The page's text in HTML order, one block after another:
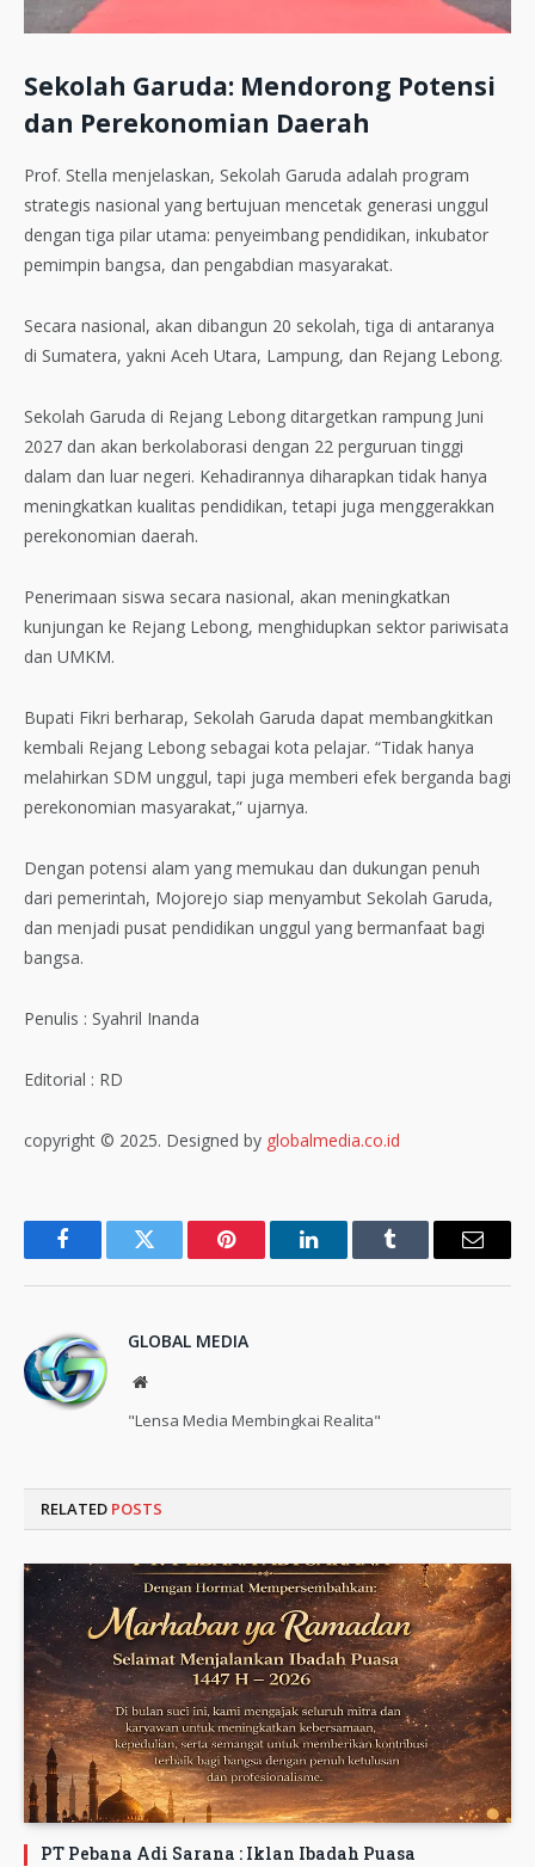
Sekolah Garuda: Mendorong Potensi
dan Perekonomian Daerah
Prof. Stella menjelaskan, Sekolah Garuda adalah program
strategis nasional yang bertujuan mencetak generasi unggul
dengan tiga pilar utama: penyeimbang pendidikan, inkubator
pemimpin bangsa, dan pengabdian masyarakat.
Secara nasional, akan dibangun 20 sekolah, tiga di antaranya
di Sumatera, yakni Aceh Utara, Lampung, dan Rejang Lebong.
Sekolah Garuda di Rejang Lebong ditargetkan rampung Juni
2027 dan akan berkolaborasi dengan 22 perguruan tinggi
dalam dan luar negeri. Kehadirannya diharapkan tidak hanya
meningkatkan kualitas pendidikan, tetapi juga menggerakkan
perekonomian daerah.
Penerimaan siswa secara nasional, akan meningkatkan
kunjungan ke Rejang Lebong, menghidupkan sektor pariwisata
dan UMKM.
Bupati Fikri berharap, Sekolah Garuda dapat membangkitkan
kembali Rejang Lebong sebagai kota pelajar. “Tidak hanya
melahirkan SDM unggul, tapi juga memberi efek berganda bagi
perekonomian masyarakat,” ujarnya.
Dengan potensi alam yang memukau dan dukungan penuh
dari pemerintah, Mojorejo siap menyambut Sekolah Garuda,
dan menjadi pusat pendidikan unggul yang bermanfaat bagi
bangsa.
Penulis : Syahril Inanda
Editorial : RD
copyright © 2025. Designed by globalmedia.co.id
FacebookTwitter Pinterest LinkedInTumblr Email
GLOBAL MEDIA
Website
"Lensa Media Membingkai Realita"
RELATED POSTS
PT Pebana Adi Sarana : Iklan Ibadah Puasa